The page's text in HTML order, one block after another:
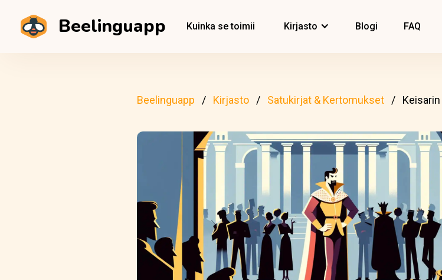
Beelinguapp Kuinka se toimii Kirjasto Blogi FAQ
Beelinguapp Kirjasto Satukirjat & Kertomukset